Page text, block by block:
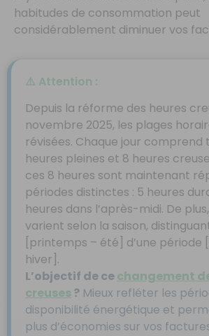
habitudes de consommation peut
considérablement diminuer vos
⚠️ Attention :
Depuis la réforme des heures
novembre 2025, les plages
révisées. Chaque jour comprend
heures pleines et 8 heures
ces 8 heures sont maintenant
périodes distinctes : 5 heures
heures dans l’après-midi. De
varient selon la saison,
[printemps – été] d’une période
hiver].
L’objectif de cechangement
creuses? Mieux refléter les
disponibilité énergétique et
plus d’économies sur vos